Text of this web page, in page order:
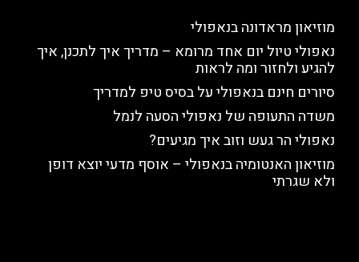
מוזיאון מראדונה בנאפולי
נאפולי טיול יום אחד מרומא – מדריך איך לתכנן, איך
להגיע ולחזור ומה לראות
סיורים חינם בנאפולי על בסיס טיפ למדריך
משדה התעופה של נאפולי הסעה לנמל
נאפולי הר געש וזוב איך מגיעים?
מוזיאון האנטומיה בנאפולי – אוסף מדעי יוצא דופן
ולא שגרתי